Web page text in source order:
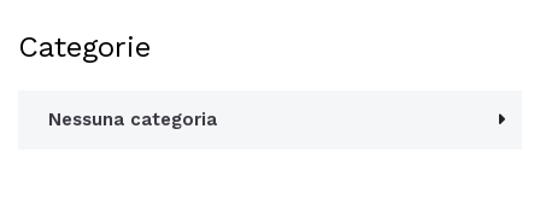
Categorie
Nessuna categoria